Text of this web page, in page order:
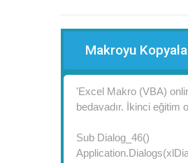
Makroyu Kopyala